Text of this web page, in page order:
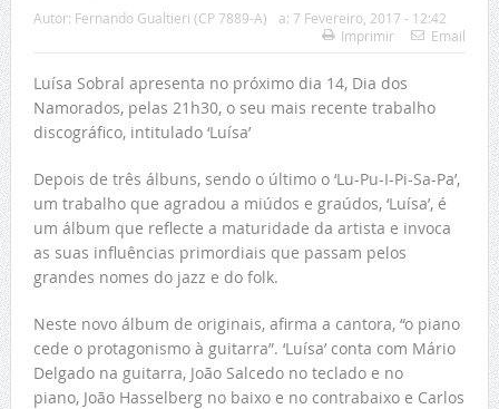
Autor: Fernando Gualtieri (CP 7889-A) a: 7 Fevereiro, 2017 - 12:42
Imprimir
Email
Luísa Sobral apresenta no próximo dia 14, Dia dos
Namorados, pelas 21h30, o seu mais recente trabalho
discográfico, intitulado ‘Luísa’
Depois de três álbuns, sendo o último o ‘Lu-Pu-I-Pi-Sa-Pa’,
um trabalho que agradou a miúdos e graúdos, ‘Luísa’, é
um álbum que reflecte a maturidade da artista e invoca
as suas influências primordiais que passam pelos
grandes nomes do jazz e do folk.
Neste novo álbum de originais, afirma a cantora, “o piano
cede o protagonismo à guitarra”. ‘Luísa’ conta com Mário
Delgado na guitarra, João Salcedo no teclado e no
piano, João Hasselberg no baixo e no contrabaixo e Carlos